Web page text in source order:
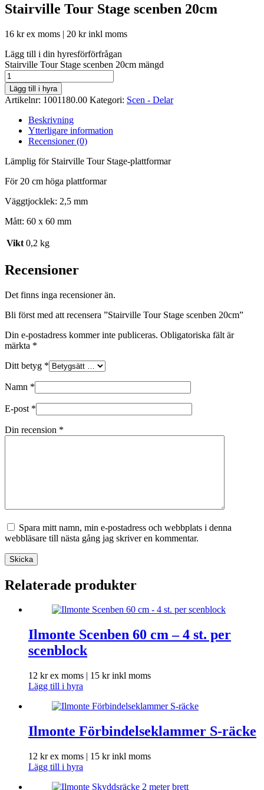
Stairville Tour Stage scenben 20cm
16 krex moms | 20 krinkl moms
Lägg till i din hyresförförfrågan
Stairville Tour Stage scenben 20cm mängd
Lägg till i hyra
Artikelnr: 1001180.00 Kategori: Scen - Delar
Beskrivning
Ytterligare information
Recensioner (0)
Lämplig för Stairville Tour Stage-plattformar
För 20 cm höga plattformar
Väggtjocklek: 2,5 mm
Mått: 60 x 60 mm
Vikt 0,2 kg
Recensioner
Det finns inga recensioner än.
Bli först med att recensera ”Stairville Tour Stage scenben 20cm”
Din e-postadress kommer inte publiceras. Obligatoriska fält är
märkta *
Ditt betyg *
Namn *
E-post *
Din recension *
Spara mitt namn, min e-postadress och webbplats i denna
webbläsare till nästa gång jag skriver en kommentar.
Skicka
Relaterade produkter
Ilmonte Scenben 60 cm – 4 st. per
scenblock
12 krex moms | 15 krinkl moms
Lägg till i hyra
Ilmonte Förbindelseklammer S-räcke
12 krex moms | 15 krinkl moms
Lägg till i hyra